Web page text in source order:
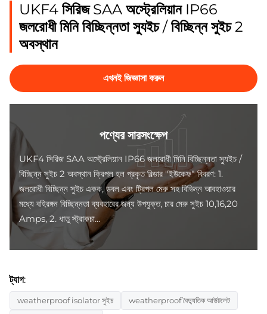
UKF4 সিরিজ SAA অস্ট্রেলিয়ান IP66
জলরোধী মিনি বিচ্ছিন্নতা স্যুইচ / বিচ্ছিন্ন সুইচ 2
অবস্থান
এখনই জিজ্ঞাসা করুন
পণ্যের সারসংক্ষেপ
UKF4 সিরিজ SAA অস্ট্রেলিয়ান IP66 জলরোধী মিনি বিচ্ছিন্নতা স্যুইচ /
বিচ্ছিন্ন সুইচ 2 অবস্থান ক্রিপল হল প্রকৃত বিল্ডার "ইউকেফ" বিবরণ: 1.
জলরোধী বিচ্ছিন্ন সুইচ একক, ডবল এবং ট্রিপল মেরু সহ বিভিন্ন আবহাওয়ার
মধ্যে বহিরঙ্গন বিচ্ছিন্নতা ব্যবহারের জন্য উপযুক্ত, চার মেরু সুইচ 10,16,20
Amps, 2. ধাতু স্ট্রাকচা...
ট্যাগ:
weatherproof isolator সুইচ
weatherproof বৈদ্যুতিক আউটলেট